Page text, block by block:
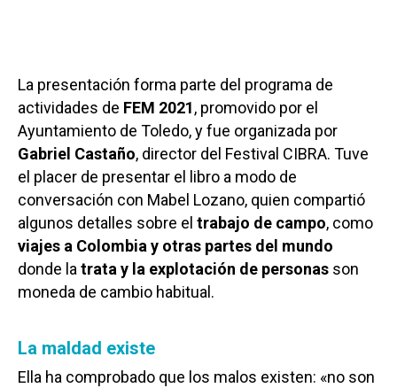
La presentación forma parte del programa de
actividades de FEM 2021, promovido por el
Ayuntamiento de Toledo, y fue organizada por
Gabriel Castaño, director del Festival CIBRA. Tuve
el placer de presentar el libro a modo de
conversación con Mabel Lozano, quien compartió
algunos detalles sobre el trabajo de campo, como
viajes a Colombia y otras partes del mundo
donde latrata y la explotación de personas son
moneda de cambio habitual.
La maldad existe
Ella ha comprobado que los malos existen: «no son